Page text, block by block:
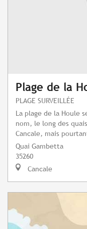
Plage de la
PLAGE SURVEILLÉE
La plage de la Houle
nom, le long des
Cancale, mais
Quai Gambetta
35260
Cancale